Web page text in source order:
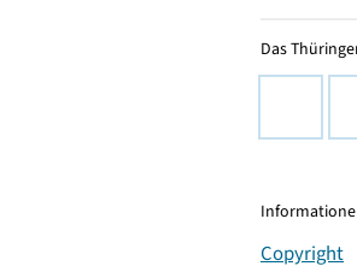
Das
Copyright